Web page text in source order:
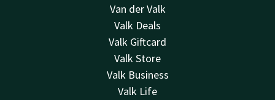
Van der Valk
Valk Deals
Valk Giftcard
Valk Store
Valk Business
Valk Life